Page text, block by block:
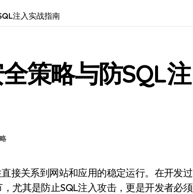
息流
的性能优化术
跃增长
注入实战指南
策略与防SQL注
尤其是防止SQL注入攻击，更是开发者必须